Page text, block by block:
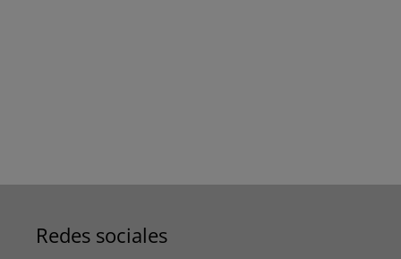
Redes sociales